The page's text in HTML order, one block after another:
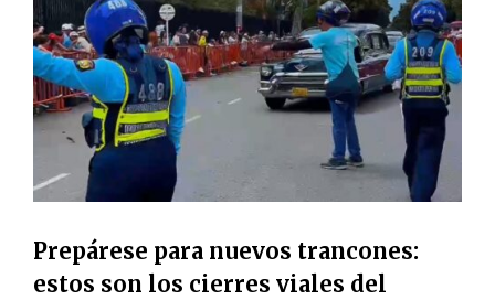
Prepárese para nuevos trancones:
estos son los cierres viales del